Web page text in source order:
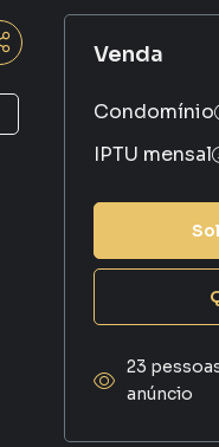
Venda
Condomínio
IPTU mensal
23
anúncio